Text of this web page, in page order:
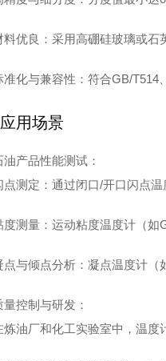
料优良 ：采用高硼硅玻璃或石
准化与兼容性 ：符合GB/
用场景
油产品性能测试：
点测定 ：通过闭口/开口闪点
度测量：运动粘度温度计（如
点与倾点分析：凝点温度计（
量控制与研发：
炼油厂和化工实验室中，温度